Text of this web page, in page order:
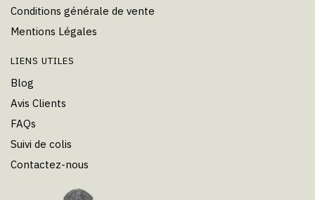
Conditions générale de vente
Mentions Légales
LIENS UTILES
Blog
Avis Clients
FAQs
Suivi de colis
Contactez-nous